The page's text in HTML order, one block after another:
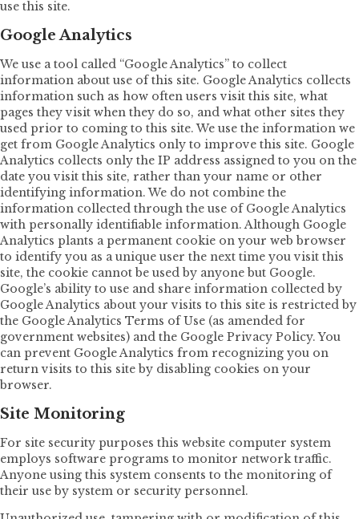
use this site.
Google Analytics
We use a tool called “Google Analytics” to collect
information about use of this site. Google Analytics collects
information such as how often users visit this site, what
pages they visit when they do so, and what other sites they
used prior to coming to this site. We use the information we
get from Google Analytics only to improve this site. Google
Analytics collects only the IP address assigned to you on the
date you visit this site, rather than your name or other
identifying information. We do not combine the
information collected through the use of Google Analytics
with personally identifiable information. Although Google
Analytics plants a permanent cookie on your web browser
to identify you as a unique user the next time you visit this
site, the cookie cannot be used by anyone but Google.
Google’s ability to use and share information collected by
Google Analytics about your visits to this site is restricted by
the Google Analytics Terms of Use (as amended for
government websites) and the Google Privacy Policy. You
can prevent Google Analytics from recognizing you on
return visits to this site by disabling cookies on your
browser.
Site Monitoring
For site security purposes this website computer system
employs software programs to monitor network traffic.
Anyone using this system consents to the monitoring of
their use by system or security personnel.